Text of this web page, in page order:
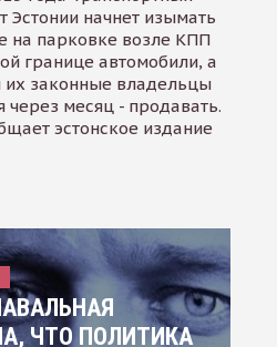
Эстонии начнет изымать
на парковке возле КПП
границе автомобили, а
их законные владельцы
через месяц - продавать.
эстонское издание
ЧТО ПОЛИТИКА